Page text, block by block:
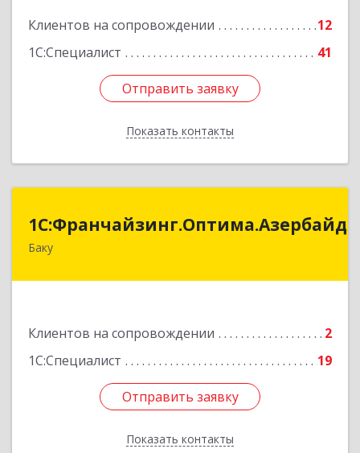
Клиентов на сопровождении
12
1С:Специалист
41
Отправить заявку
Показать контакты
Отправить заявку
Назад
Баку
Клиентов на сопровождении
2
1С:Специалист
19
Отправить заявку
Показать контакты
Отправить заявку
Назад